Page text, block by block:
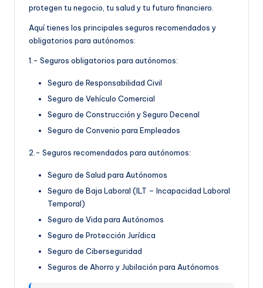
protegen tu negocio, tu salud y tu futuro financiero.
Aquí tienes los principales seguros recomendados y
obligatorios para autónomos:
1.- Seguros obligatorios para autónomos:
Seguro de Responsabilidad Civil
Seguro de Vehículo Comercial
Seguro de Construcción y Seguro Decenal
Seguro de Convenio para Empleados
2.- Seguros recomendados para autónomos:
Seguro de Salud para Autónomos
Seguro de Baja Laboral (ILT – Incapacidad Laboral
Temporal)
Seguro de Vida para Autónomos
Seguro de Protección Jurídica
Seguro de Ciberseguridad
Seguros de Ahorro y Jubilación para Autónomos